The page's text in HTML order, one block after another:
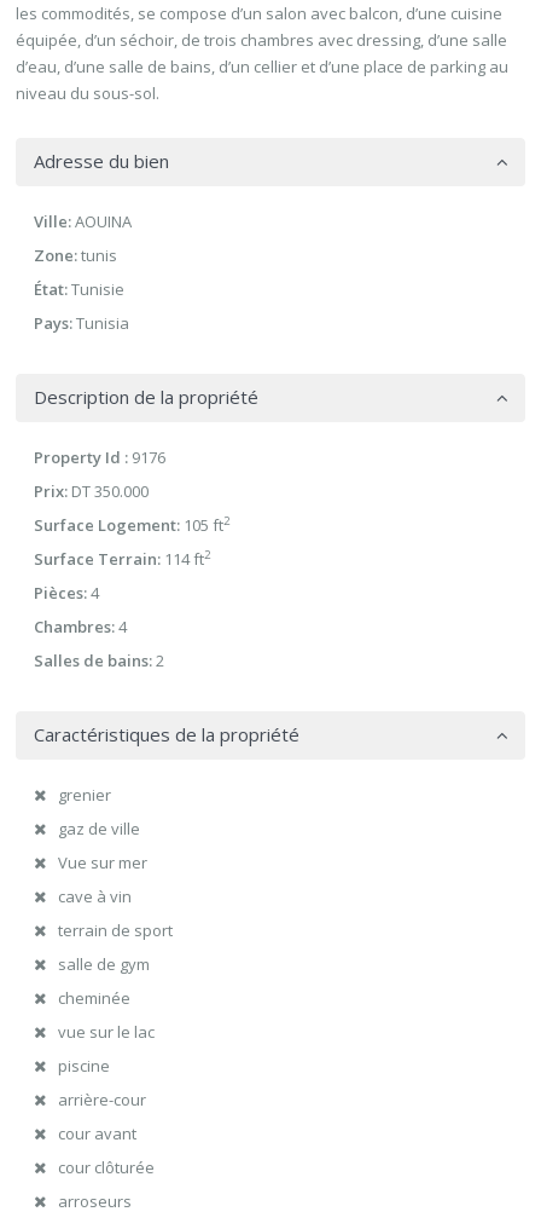
les commodités, se compose d’un salon avec balcon, d’une cuisine
équipée, d’un séchoir, de trois chambres avec dressing, d’une salle
d’eau, d’une salle de bains, d’un cellier et d’une place de parking au
niveau du sous-sol.
Adresse du bien
Ville:AOUINA
Zone:tunis
État:Tunisie
Pays:Tunisia
Description de la propriété
Property Id : 9176
Prix: DT 350.000
Surface Logement: 105 ft2
Surface Terrain: 114 ft2
Pièces:4
Chambres:4
Salles de bains:2
Caractéristiques de la propriété
grenier
gaz de ville
Vue sur mer
cave à vin
terrain de sport
salle de gym
cheminée
vue sur le lac
piscine
arrière-cour
cour avant
cour clôturée
arroseurs